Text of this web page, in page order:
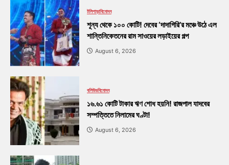
টলিপাড়াবিনোদন
শূন্য থেকে ১০০ কোটি! দেবের ‘দাদাগিরি’র মঞ্চে উঠে এল
শান্তিনিকেতনের রাম সাওয়ের লড়াইয়ের গল্প
August 6, 2026
বলিউডবিনোদন
১৬.৬১ কোটি টাকার ঋণ শোধ হয়নি! রাজপাল যাদবের
সম্পত্তিতে নিলামের ঘণ্টা!
August 6, 2026